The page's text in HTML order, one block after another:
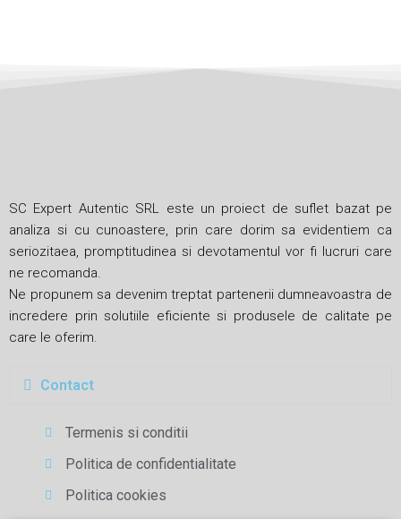
SC Expert Autentic SRL este un proiect de suflet bazat pe
analiza si cu cunoastere, prin care dorim sa evidentiem ca
seriozitaea, promptitudinea si devotamentul vor fi lucruri care
ne recomanda.
Ne propunem sa devenim treptat partenerii dumneavoastra de
incredere prin solutiile eficiente si produsele de calitate pe
care le oferim.
Contact
Termenis si conditii
Politica de confidentialitate
Politica cookies